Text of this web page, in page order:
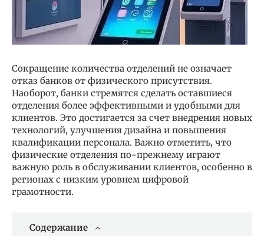
Сокращение количества отделений не означает
отказ банков от физического присутствия.
Наоборот, банки стремятся сделать оставшиеся
отделения более эффективными и удобными для
клиентов. Это достигается за счет внедрения новых
технологий, улучшения дизайна и повышения
квалификации персонала. Важно отметить, что
физические отделения по-прежнему играют
важную роль в обслуживании клиентов, особенно в
регионах с низким уровнем цифровой
грамотности.
Содержание